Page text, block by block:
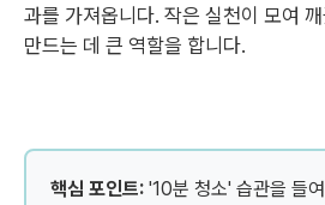
과를 가져옵니다. 작은 실천이 모여
만드는 데 큰 역할을 합니다.
핵심 포인트: '10분 청소' 습관을 들